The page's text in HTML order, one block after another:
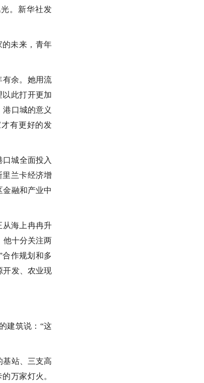
。新华社发
的未来，青年
有余。她用流
此打开更加
口城的意义
有更好的发
城全面投入
兰卡经济增
融和产业中
从海上冉冉升
他十分关注两
作规划和多
开发、农业现
建筑说：“这
基站、三支高
万家灯火。